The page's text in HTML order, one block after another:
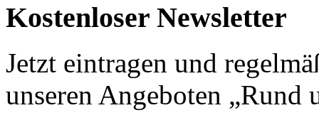
Kostenloser Newsletter
Jetzt eintragen und
unseren Angeboten „Rund